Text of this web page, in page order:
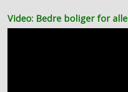
Video: Bedre boliger for alle